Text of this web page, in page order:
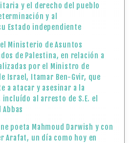
y el derecho del pueblo
y al
Estado independiente
Ministerio de Asuntos
de Palestina, en relación a
por el Ministro de
Israel, Itamar Ben-Gvir, que
a atacar y asesinar a la
al arresto de S.E. el
poeta Mahmoud Darwish y con
Arafat, un día como hoy en